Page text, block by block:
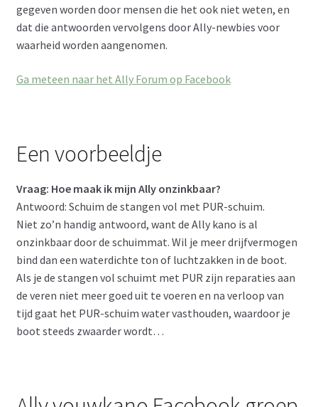
gegeven worden door mensen die het ook niet weten, en
dat die antwoorden vervolgens door Ally-newbies voor
waarheid worden aangenomen.
Ga meteen naar het Ally Forum op Facebook
Een voorbeeldje
Vraag: Hoe maak ik mijn Ally onzinkbaar?
Antwoord: Schuim de stangen vol met PUR-schuim.
Niet zo’n handig antwoord, want de Ally kano is al
onzinkbaar door de schuimmat. Wil je meer drijfvermogen
bind dan een waterdichte ton of luchtzakken in de boot.
Als je de stangen vol schuimt met PUR zijn reparaties aan
de veren niet meer goed uit te voeren en na verloop van
tijd gaat het PUR-schuim water vasthouden, waardoor je
boot steeds zwaarder wordt…